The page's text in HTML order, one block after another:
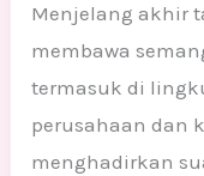
Menjelang akhir
membawa
termasuk di
perusahaan dan
menghadirkan